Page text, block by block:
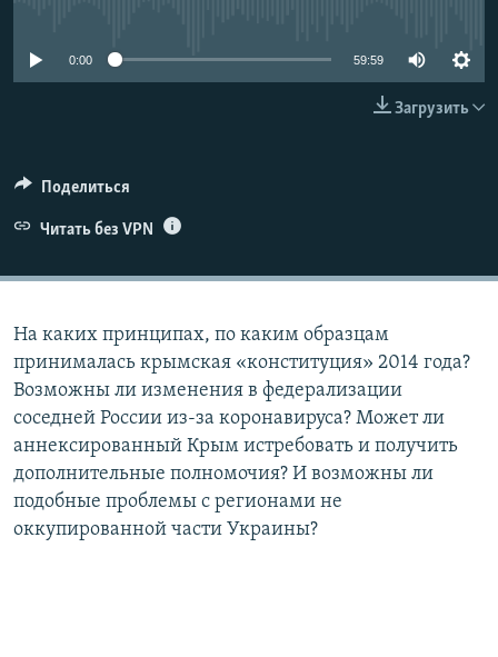
КРЫМ.НЕПОКОРЕННЫЙ
0:00 59:59
Загрузить
Поделиться
Читать без VPN
На каких принципах, по каким образцам
принималась крымская «конституция» 2014 года?
Возможны ли изменения в федерализации
соседней России из-за коронавируса? Может ли
аннексированный Крым истребовать и получить
дополнительные полномочия? И возможны ли
подобные проблемы с регионами не
оккупированной части Украины?